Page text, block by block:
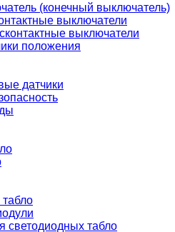
(конечный выключатель)
выключатели
выключатели
положения
датчики
светодиодных табло